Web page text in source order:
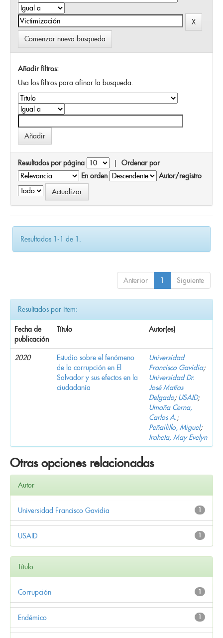
Comenzar nueva busqueda
Añadir filtros:
Usa los filtros para afinar la busqueda.
Resultados por página | Ordenar por
En orden
Autor/registro
Resultados 1-1 de 1.
Anterior 1 Siguiente
Resultados por ítem:
Fecha de
publicación
Título Autor(es)
2020
Estudio sobre el fenómeno
de la corrupción en El
Salvador y sus efectos en la
ciudadanía
Universidad
Francisco Gavidia;
Universidad Dr.
José Matías
Delgado; USAID;
Umaña Cerna,
Carlos A.;
Peñailillo, Miguel;
Iraheta, May Evelyn
Otras opciones relacionadas
Autor
1
Universidad Francisco Gavidia
1
USAID
Título
1
Corrupción
1
Endémico